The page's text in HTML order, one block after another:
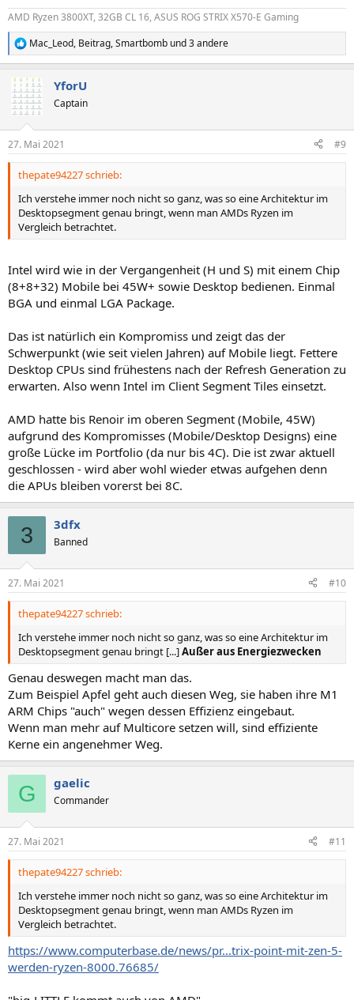
AMD Ryzen 3800XT, 32GB CL 16, ASUS ROG STRIX X570-E Gaming
R
e
k
t
i
e
n
Mac_Leod, Beitrag,Smartbomb und 3 andere
YforU
Captain
27. Mai 2021 #9
thepate94227 schrieb:
Ich verstehe immer noch nicht so ganz, was so eine Architektur im
Desktopsegment genau bringt, wenn man AMDs Ryzen im
Vergleich betrachtet.
Intel wird wie in der Vergangenheit (H und S) mit einem Chip
(8+8+32) Mobile bei 45W+ sowie Desktop bedienen. Einmal
BGA und einmal LGA Package.
Das ist natürlich ein Kompromiss und zeigt das der
Schwerpunkt (wie seit vielen Jahren) auf Mobile liegt. Fettere
Desktop CPUs sind frühestens nach der Refresh Generation zu
erwarten. Also wenn Intel im Client Segment Tiles einsetzt.
AMD hatte bis Renoir im oberen Segment (Mobile, 45W)
aufgrund des Kompromisses (Mobile/Desktop Designs) eine
große Lücke im Portfolio (da nur bis 4C). Die ist zwar aktuell
geschlossen - wird aber wohl wieder etwas aufgehen denn
die APUs bleiben vorerst bei 8C.
3 3dfx
Banned
27. Mai 2021 #10
thepate94227 schrieb:
Ich verstehe immer noch nicht so ganz, was so eine Architektur im
Desktopsegment genau bringt [...]Außer aus Energiezwecken
Genau deswegen macht man das.
Zum Beispiel Apfel geht auch diesen Weg, sie haben ihre M1
ARM Chips "auch" wegen dessen Effizienz eingebaut.
Wenn man mehr auf Multicore setzen will, sind effiziente
Kerne ein angenehmer Weg.
G gaelic
Commander
27. Mai 2021 #11
thepate94227 schrieb:
Ich verstehe immer noch nicht so ganz, was so eine Architektur im
Desktopsegment genau bringt, wenn man AMDs Ryzen im
Vergleich betrachtet.
https://www.computerbase.de/news/pr...trix-point-mit-zen-5-
werden-ryzen-8000.76685/